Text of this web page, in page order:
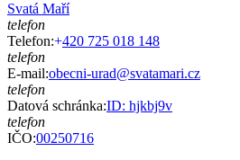
Svatá Maří
telefon
Telefon:+420 725 018 148
telefon
E-mail:obecni-urad@svatamari.cz
telefon
Datová schránka:ID: hjkbj9v
telefon
IČO:00250716